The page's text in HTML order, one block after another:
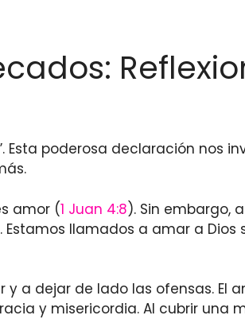
Esta poderosa declaración nos
amor (1 Juan 4:8). Sin embargo,
llamados a amar a
a dejar de lado las ofensas. El
y misericordia. Al cubrir una